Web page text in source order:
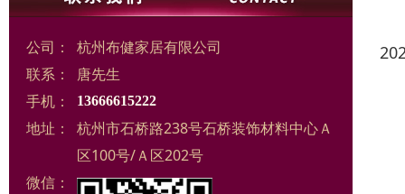
公司：
杭州布健家居有限公司
联系：
唐先生
手机：
13666615222
地址：
杭州市石桥路238号石桥装饰材料中心Ａ
区100号/Ａ区202号
微信：